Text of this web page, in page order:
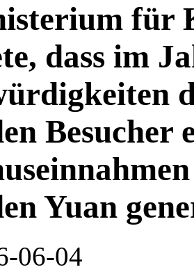
für
dass im
Besucher
Yuan
06-04